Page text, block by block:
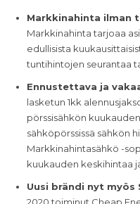
Markkinahinta ilman
Markkinahinta tarjoaa
edullisista
tuntihintojen seurantaa
Ennustettava ja
lasketun 1kk
pörssisähkön
sähköpörssissä sähkön
Markkinahintasähkö -
kuukauden keskihintaa
Uusi brändi nyt myös
2020 toiminut Cheap